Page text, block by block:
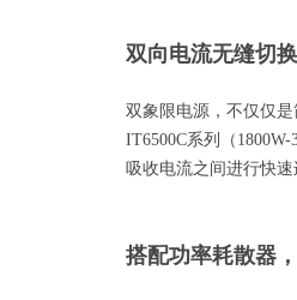
双向电流无缝切换
双象限电源，不仅仅
IT6500C系列（
吸收电流之间进行快
搭配功率耗散器